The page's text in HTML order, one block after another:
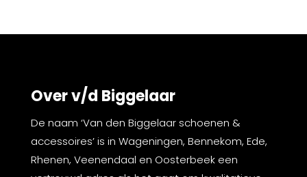
Over v/d Biggelaar
De naam ‘Van den Biggelaar schoenen &
accessoires’ is in Wageningen, Bennekom, Ede,
Rhenen, Veenendaal en Oosterbeek een